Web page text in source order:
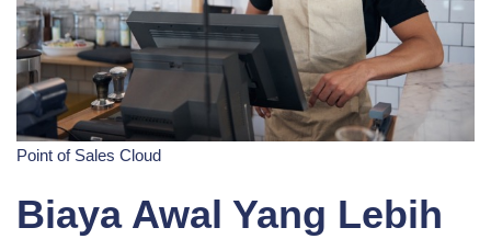
Point of Sales Cloud
Biaya Awal Yang Lebih